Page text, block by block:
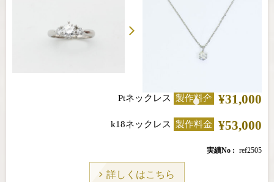
Ptネックレス 製作料金 ¥31,000
k18ネックレス 製作料金 ¥53,000
実績No ref2505
詳しくはこちら